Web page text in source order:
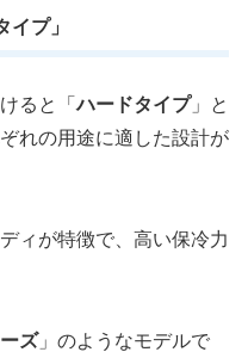
イプ」
ると「ハードタイプ」と
れの用途に適した設計が
ィが特徴で、高い保冷力
ズ」のようなモデルで